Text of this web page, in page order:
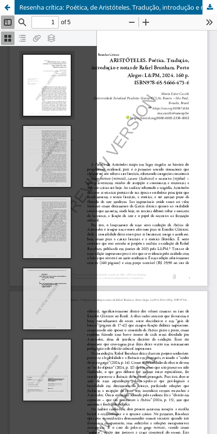
Resenha crítica: Poética, de Aristóteles. Tradução, introdução e notas de Rafael Brunhara. Porto Alegre: L&PM, 2024. 160 p. ISBN978-65-5666-473-6